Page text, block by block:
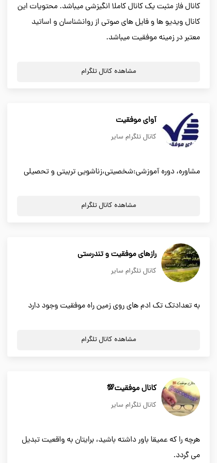
کانال فاز مثبت یک کانال کاملا انگیزشی میباشد. محتویات این
کانال ویدیو ها و فایل های صوتی از روانشناسان و اساتید
معتبر در زمینه موفقیت میباشد.
مشاهده کانال تلگرام
آوای موفقیت
کانال تلگرام سایر
مشاوره، دوره آموزشی:شخصیتی،زناشویی تربیتی و تحصیلی
مشاهده کانال تلگرام
رازهای موفقیت و تندرستی
کانال تلگرام سایر
به تعدادتک تک ادم های روی زمین راه موفقیت وجود دارد
مشاهده کانال تلگرام
کانال موفقیت💯
کانال تلگرام سایر
هرچه را که عمیقا باور داشته باشید، برایتان به واقعیت تبدیل
می گردد.